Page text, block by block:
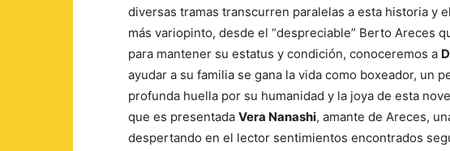
diversas tramas transcurren paralelas a esta historia y
más variopinto, desde el “despreciable” Berto Areces
para mantener su estatus y condición, conoceremos a
ayudar a su familia se gana la vida como boxeador, un
profunda huella por su humanidad y la joya de esta
que es presentada Vera Nanashi, amante de Areces,
despertando en el lector sentimientos encontrados